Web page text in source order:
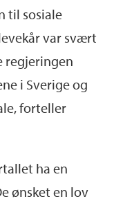
til sosiale
var svært
regjeringen
i Sverige og
forteller
ha en
ønsket en lov